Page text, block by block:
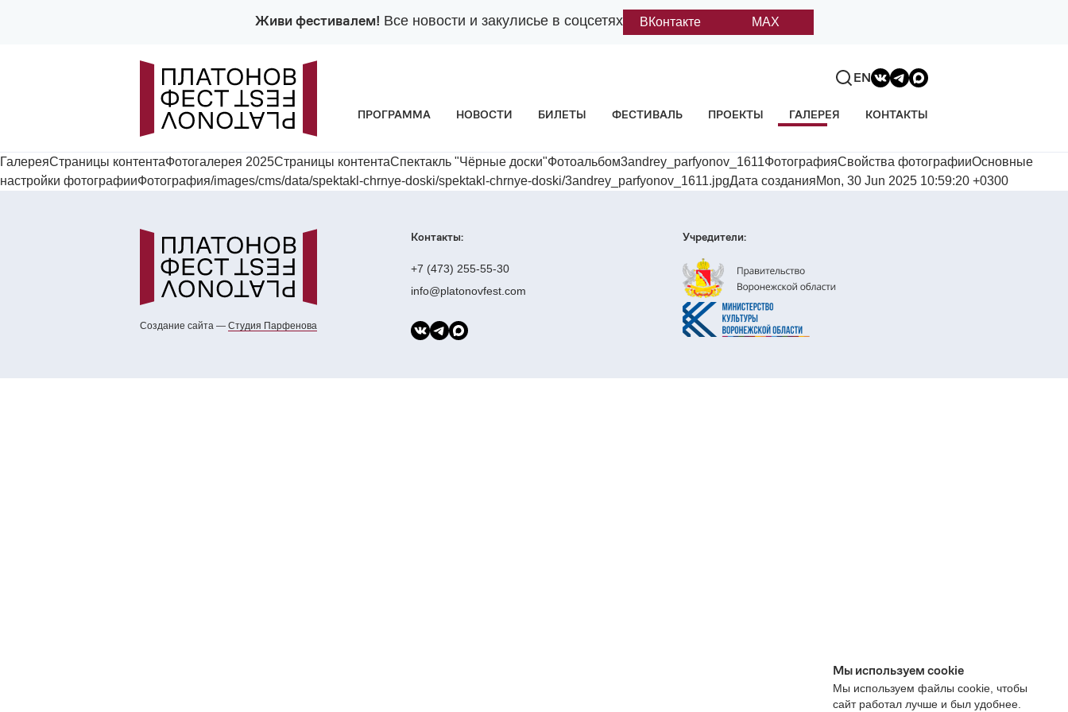
Живи фестивалем! Все новости и закулисье в соцсетях ВКонтакте MAX
ПРОГРАММА НОВОСТИ БИЛЕТЫ ФЕСТИВАЛЬ ПРОЕКТЫ ГАЛЕРЕЯ КОНТАКТЫ
EN
ГалереяСтраницы контентаФотогалерея 2025Страницы контентаСпектакль "Чёрные доски"Фотоальбом3andrey_parfyonov_1611ФотографияСвойства фотографииОсновные
настройки фотографииФотография/images/cms/data/spektakl-chrnye-doski/spektakl-chrnye-doski/3andrey_parfyonov_1611.jpgДата созданияMon, 30 Jun 2025 10:59:20 +0300
Контакты:
+7 (473) 255-55-30
info@platonovfest.com
Учредители:
Создание сайта — Cтудия Парфенова
Мы используем cookie
Мы используем файлы cookie, чтобы
сайт работал лучше и был удобнее.